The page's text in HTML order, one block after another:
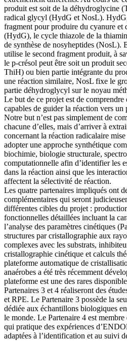
produit est soit de la déhydroglycine
radical glycyl (HydG et NosL).
fragment pour produire du cyanure et
(HydG), le cycle thiazole de la
de synthèse de nosyheptides (NosL).
utilise le second fragment produit, à
le p-crésol peut être soit un produit
ThiH) ou bien partie intégrante du
une réaction similaire, NosL fixe le
partie déhydroglycyl sur le noyau
Le but de ce projet est de comprendre
capables de guider la réaction vers
Notre but n’est pas simplement de
chacune d’elles, mais d’arriver à
concernant la réaction radicalaire
adopter une approche synthétique
biochimie, biologie structurale,
computationnelle afin d’identifier les
dans la réaction ainsi que les
affectent la sélectivité de réaction.
Les quatre partenaires impliqués ont
complémentaires qui seront
différentes cibles du projet :
fonctionnelles détaillées incluant la
l’analyse des paramètres cinétiques
structures par cristallographie aux
complexes avec les substrats,
cristallographie cinétique et calculs
plateforme automatique de
anaérobes a été très récemment
plateforme est une des rares
Partenaires 3 et 4 réaliseront des
et RPE. Le Partenaire 3 possède la
dédiée aux échantillons biologiques
le monde. Le Partenaire 4 est membre
qui pratique des expériences
adaptées à l’identification et au suivi